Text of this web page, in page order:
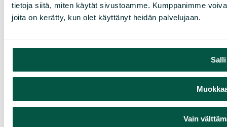
tietoja siitä, miten käytät sivustoamme. Kumppanimme
joita on kerätty, kun olet käyttänyt heidän palvelujaan.
Vain